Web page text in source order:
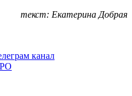
текст: Екатерина Добрая
канал